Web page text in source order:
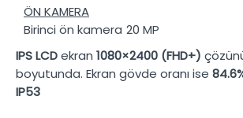
ÖN KAMERA
Birinci ön kamera 20 MP
IPS LCDekran 1080×2400 (FHD+)
boyutunda. Ekran gövde oranı ise
IP53